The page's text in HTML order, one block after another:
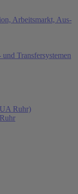
Arbeitsmarkt, Aus-
Transfersystemen
Ruhr)